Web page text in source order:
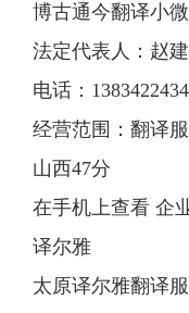
博古通今翻译小
法定代表人：赵
电话：
经营范围：翻译
山西47分
在手机上查看 企
译尔雅
太原译尔雅翻译